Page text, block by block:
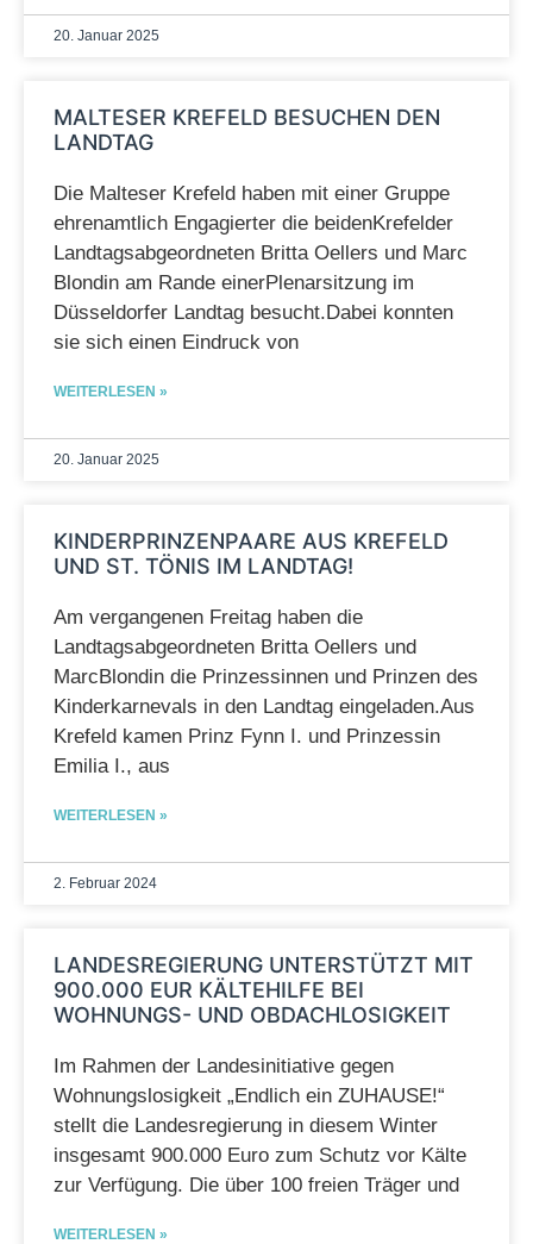
20. Januar 2025
MALTESER KREFELD BESUCHEN DEN
LANDTAG
Die Malteser Krefeld haben mit einer Gruppe
ehrenamtlich Engagierter die beidenKrefelder
Landtagsabgeordneten Britta Oellers und Marc
Blondin am Rande einerPlenarsitzung im
Düsseldorfer Landtag besucht.Dabei konnten
sie sich einen Eindruck von
WEITERLESEN »
20. Januar 2025
KINDERPRINZENPAARE AUS KREFELD
UND ST. TÖNIS IM LANDTAG!
Am vergangenen Freitag haben die
Landtagsabgeordneten Britta Oellers und
MarcBlondin die Prinzessinnen und Prinzen des
Kinderkarnevals in den Landtag eingeladen.Aus
Krefeld kamen Prinz Fynn I. und Prinzessin
Emilia I., aus
WEITERLESEN »
2. Februar 2024
LANDESREGIERUNG UNTERSTÜTZT MIT
900.000 EUR KÄLTEHILFE BEI
WOHNUNGS- UND OBDACHLOSIGKEIT
Im Rahmen der Landesinitiative gegen
Wohnungslosigkeit „Endlich ein ZUHAUSE!“
stellt die Landesregierung in diesem Winter
insgesamt 900.000 Euro zum Schutz vor Kälte
zur Verfügung. Die über 100 freien Träger und
WEITERLESEN »